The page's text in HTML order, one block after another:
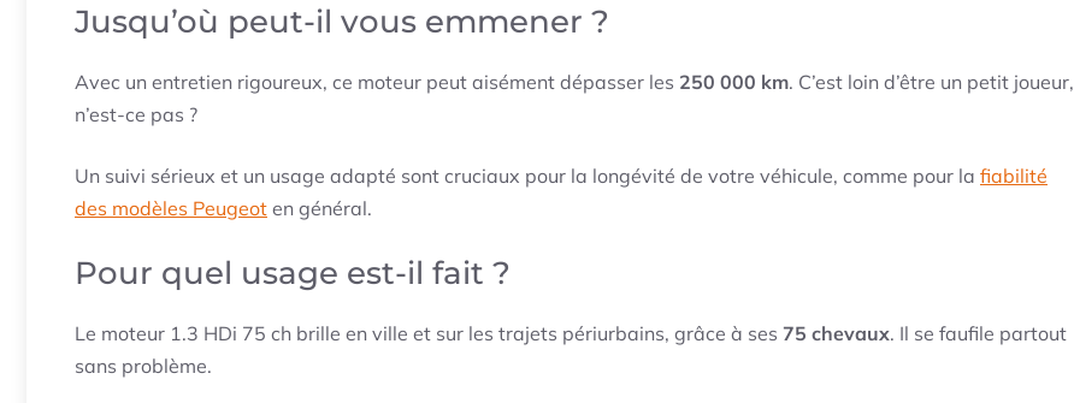
Jusqu’où peut-il vous emmener ?
Avec un entretien rigoureux, ce moteur peut aisément dépasser les 250 000 km. C’est loin d’être un petit joueur,
n’est-ce pas ?
Un suivi sérieux et un usage adapté sont cruciaux pour la longévité de votre véhicule, comme pour la fiabilité
des modèles Peugeot en général.
Pour quel usage est-il fait ?
Le moteur 1.3 HDi 75 ch brille en ville et sur les trajets périurbains, grâce à ses 75 chevaux. Il se faufile partout
sans problème.